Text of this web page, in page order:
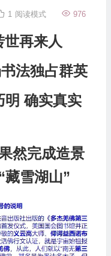
976
1 阅读模式
再来人
法独占群英
明 确实真实
然完成造景
藏雪湖山”